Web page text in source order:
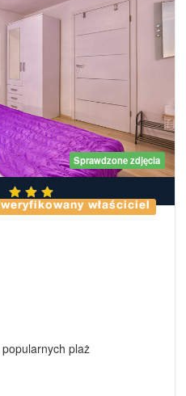
Sprawdzone zdjęcia
właściciel
plaż